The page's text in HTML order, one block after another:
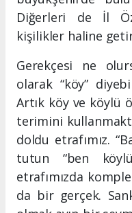
Diğerleri de İl
kişilikler haline
Gerekçesi ne
olarak “köy”
Artık köy ve köylü
terimini
doldu etrafımız.
tutun “ben
etrafımızda
da bir gerçek.